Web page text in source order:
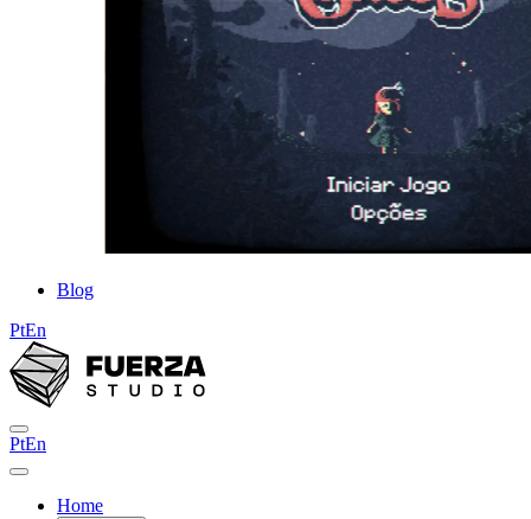
Blog
PtEn
PtEn
Home